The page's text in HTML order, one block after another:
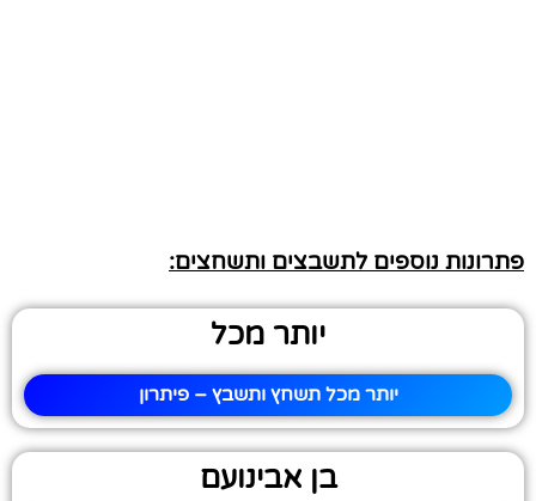
פתרונות נוספים לתשבצים ותשחצים:
יותר מכל
יותר מכל תשחץ ותשבץ – פיתרון
בן אבינועם